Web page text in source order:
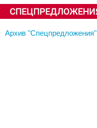
Архив "Спецпредложения"